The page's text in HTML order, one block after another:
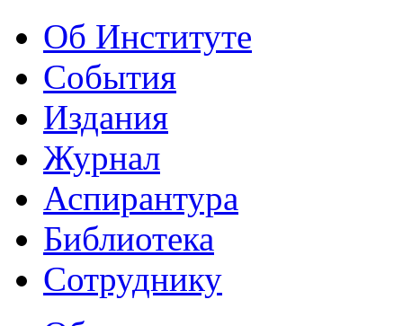
Об Институте
События
Издания
Журнал
Аспирантура
Библиотека
Сотруднику